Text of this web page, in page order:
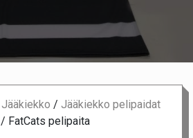
Jääkiekko / Jääkiekko pelipaidat
/ FatCats pelipaita